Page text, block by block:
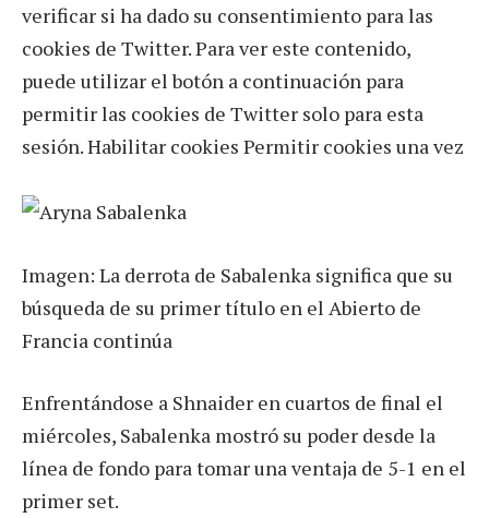
verificar si ha dado su consentimiento para las
cookies de Twitter. Para ver este contenido,
puede utilizar el botón a continuación para
permitir las cookies de Twitter solo para esta
sesión. Habilitar cookies Permitir cookies una vez
Imagen: La derrota de Sabalenka significa que su
búsqueda de su primer título en el Abierto de
Francia continúa
Enfrentándose a Shnaider en cuartos de final el
miércoles, Sabalenka mostró su poder desde la
línea de fondo para tomar una ventaja de 5-1 en el
primer set.